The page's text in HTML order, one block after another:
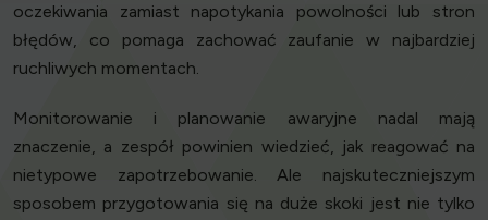
oczekiwania zamiast napotykania powolności lub stron
błędów, co pomaga zachować zaufanie w najbardziej
ruchliwych momentach.
Monitorowanie i planowanie awaryjne nadal mają
znaczenie, a zespół powinien wiedzieć, jak reagować na
nietypowe zapotrzebowanie. Ale najskuteczniejszym
sposobem przygotowania się na duże skoki jest nie tylko